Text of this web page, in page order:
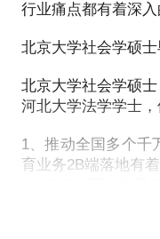
行业痛点都有着深入
北京大学社会学硕士
北京大学社会学硕士
河北大学法学学士
1、推动全国多个千
育业务2B端落地有
业务的落地合作生